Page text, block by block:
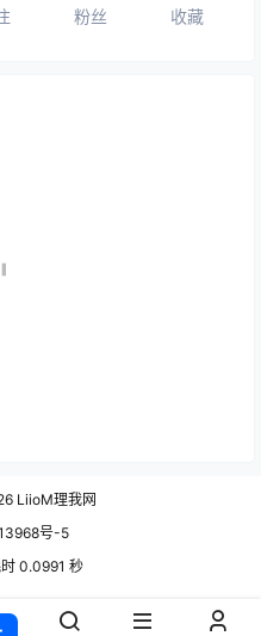
粉丝 收藏
LiioM理我网
号-5
0.0991 秒